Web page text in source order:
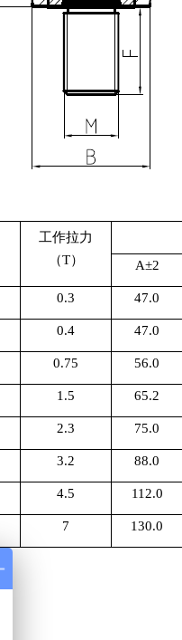
工作拉力
（T）
A±2
0.3 47.0
0.4 47.0
0.75 56.0
1.5 65.2
2.3 75.0
3.2 88.0
4.5 112.0
7 130.0